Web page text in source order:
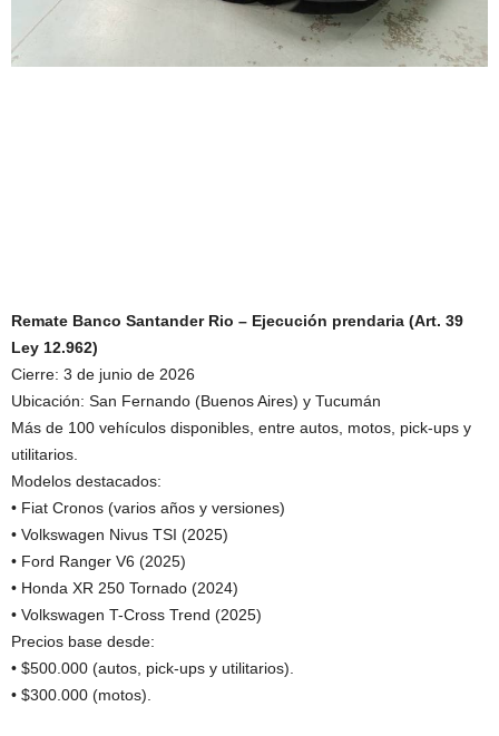
Remate Banco Santander Rio – Ejecución prendaria (Art. 39
Ley 12.962)
Cierre: 3 de junio de 2026
Ubicación: San Fernando (Buenos Aires) y Tucumán
Más de 100 vehículos disponibles, entre autos, motos, pick-ups y
utilitarios.
Modelos destacados:
• Fiat Cronos (varios años y versiones)
• Volkswagen Nivus TSI (2025)
• Ford Ranger V6 (2025)
• Honda XR 250 Tornado (2024)
• Volkswagen T-Cross Trend (2025)
Precios base desde:
• $500.000 (autos, pick-ups y utilitarios).
• $300.000 (motos).